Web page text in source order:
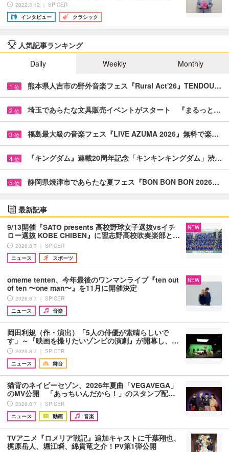
2022.3.12 ｜ SPICER
インタビュー
クラシック
人気記事ランキング
Daily
Weekly Monthly
1 位 熊本県人吉市の野外音楽フェス『Rural Act'26』TENDOU…
2 位 埼玉であらたな文具販売イベントがスタート 『まるっと…
3 位 福島最大級の音楽フェス『LIVE AZUMA 2026』無料で楽…
4 位 『キングダム』連載20周年記念「キンキンキングダム」渋…
5 位 静岡県焼津市であらたな夏フェス『BON BON BON 2026…
最新記事
9/13開催『SATO presents 高校野球女子選抜vsイチ
ロー選抜 KOBE CHIBEN』に習志野高校吹奏楽部と…
2026.8.7 ｜ SPICER
ニュース
スポーツ
NEW
omeme tenten、今年最後のワンマンライブ『ten out
of ten 〜one man〜』を11月に開催決定
2026.8.7 ｜ SPICER
ニュース
音楽
NEW
岡田利規（作・演出）「5人の俳優が素晴らしいで
す」～『映画を撮りたいゾンビの演劇』が開幕し、…
2026.8.7 ｜ SPICER
ニュース
舞台
猫背のネイビーセゾン、2026年夏曲「VEGAVEGA」
のMV公開 「あっちいんだから！」のスタンプ配…
2026.8.7 ｜ SPICER
ニュース
動画 音楽
TVアニメ『ロメリア戦記』追加キャストに千葉翔也、
梶原岳人、堀江瞬、綿貫竜之介！PV第1弾公開